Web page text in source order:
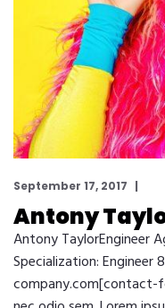
September 17, 2017
Antony
Antony TaylorEngineer
Specialization: Engineer
company.com[contact-